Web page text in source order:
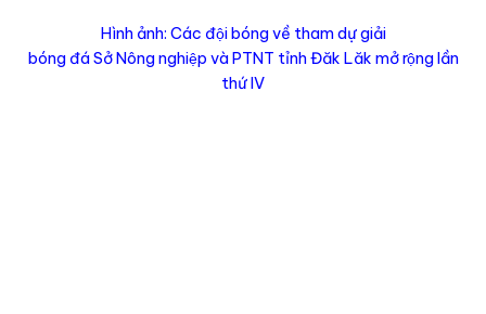
Hình ảnh: Các đội bóng về tham dự giải
bóng đá Sở Nông nghiệp và PTNT tỉnh Đăk Lăk mở rộng lần
thứ IV